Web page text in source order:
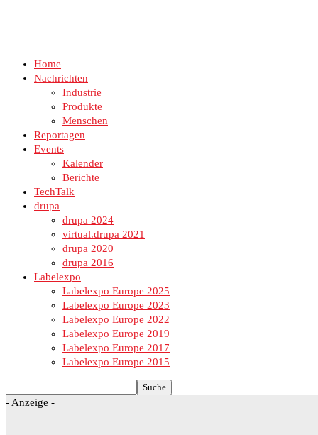
Home
Nachrichten
Industrie
Produkte
Menschen
Reportagen
Events
Kalender
Berichte
TechTalk
drupa
drupa 2024
virtual.drupa 2021
drupa 2020
drupa 2016
Labelexpo
Labelexpo Europe 2025
Labelexpo Europe 2023
Labelexpo Europe 2022
Labelexpo Europe 2019
Labelexpo Europe 2017
Labelexpo Europe 2015
- Anzeige -